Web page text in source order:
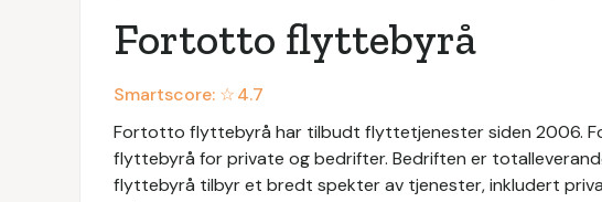
Fortotto flyttebyrå
Smartscore: ☆4.7
Fortotto flyttebyrå har tilbudt flyttetjenester siden 2006.
flyttebyrå for private og bedrifter. Bedriften er
flyttebyrå tilbyr et bredt spekter av tjenester, inkludert